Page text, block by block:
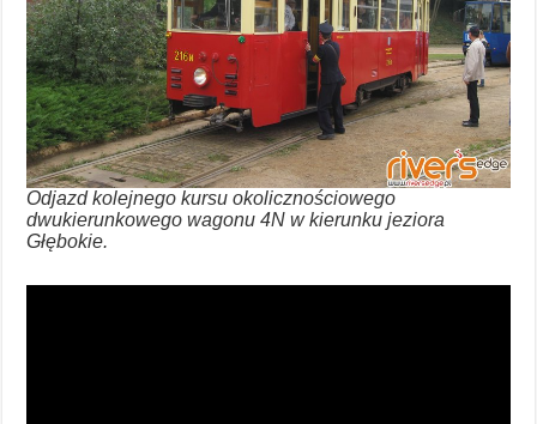
Odjazd kolejnego kursu okolicznościowego
dwukierunkowego wagonu 4N w kierunku jeziora
Głębokie.